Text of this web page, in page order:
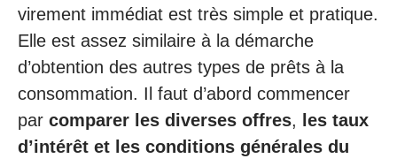
virement immédiat est très simple et pratique.
Elle est assez similaire à la démarche
d’obtention des autres types de prêts à la
consommation. Il faut d’abord commencer
par comparer les diverses offres, les taux
d’intérêt et les conditions générales du